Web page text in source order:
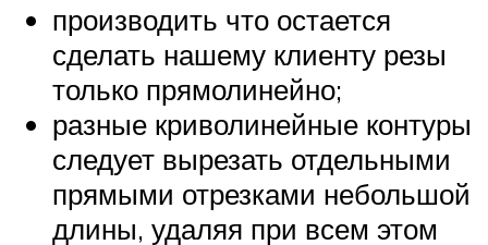
производить что остается
сделать нашему клиенту резы
только прямолинейно;
разные криволинейные контуры
следует вырезать отдельными
прямыми отрезками небольшой
длины, удаляя при всем этом